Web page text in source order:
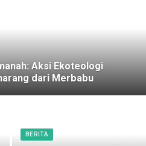
Aksi Ekoteologi
dari Merbabu
BERITA